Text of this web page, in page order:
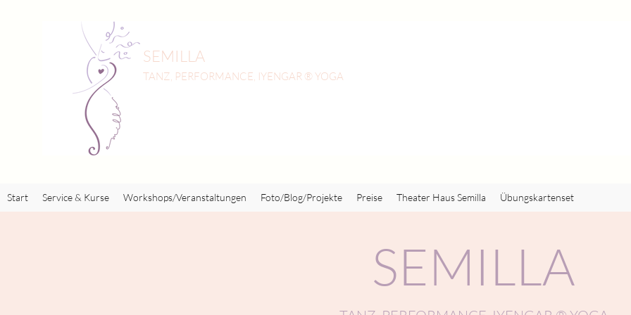
SEMILLA
TANZ, PERFORMANCE, IYENGAR ® YOGA
Start Service & Kurse Workshops/Veranstaltungen Foto/Blog/Projekte Preise Theater Haus Semilla Übungskartenset
SEMILLA